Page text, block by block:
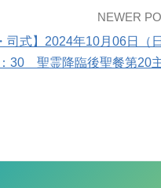
NEWER
司式】2024年10月06日（日
30 聖霊降臨後聖餐第20